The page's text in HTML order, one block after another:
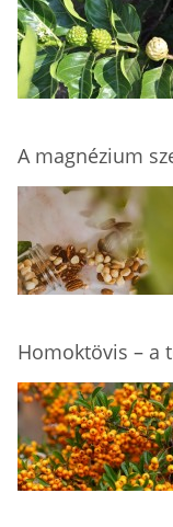
A magnézium
Homoktövis – a